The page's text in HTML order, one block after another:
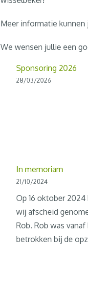
Meer informatie
We wensen jullie een
Sponsoring 2026
28/03/2026
In memoriam
21/10/2024
Op 16 oktober 2024
wij afscheid
Rob. Rob was
betrokken bij de